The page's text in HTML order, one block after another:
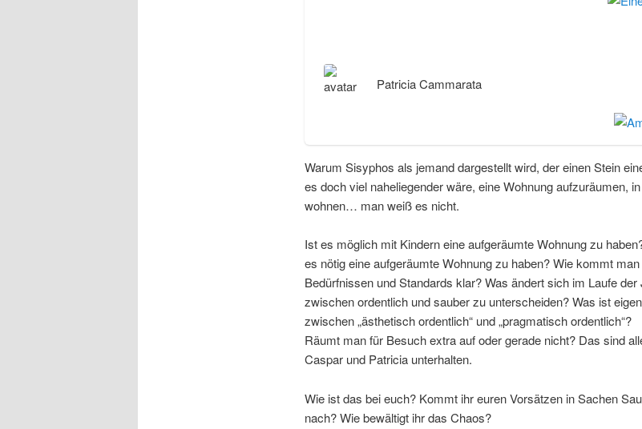
Patricia Cammarata
Warum Sisyphos als jemand dargestellt wird, der einen Stein
es doch viel naheliegender wäre, eine Wohnung aufzuräumen,
wohnen… man weiß es nicht.
Ist es möglich mit Kindern eine aufgeräumte Wohnung zu
es nötig eine aufgeräumte Wohnung zu haben? Wie kommt
Bedürfnissen und Standards klar? Was ändert sich im Laufe
zwischen ordentlich und sauber zu unterscheiden? Was ist
zwischen „ästhetisch ordentlich“ und „pragmatisch ordentlich“?
Räumt man für Besuch extra auf oder gerade nicht? Das sind
Caspar und Patricia unterhalten.
Wie ist das bei euch? Kommt ihr euren Vorsätzen in Sachen
nach? Wie bewältigt ihr das Chaos?